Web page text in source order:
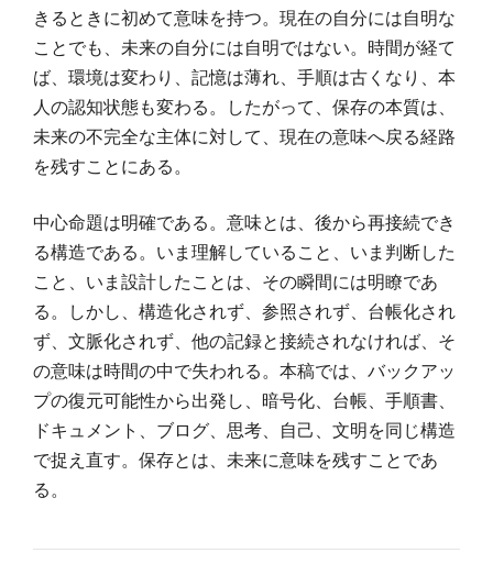
きるときに初めて意味を持つ。現在の自分には自明な
ことでも、未来の自分には自明ではない。時間が経て
ば、環境は変わり、記憶は薄れ、手順は古くなり、本
人の認知状態も変わる。したがって、保存の本質は、
未来の不完全な主体に対して、現在の意味へ戻る経路
を残すことにある。
中心命題は明確である。意味とは、後から再接続でき
る構造である。いま理解していること、いま判断した
こと、いま設計したことは、その瞬間には明瞭であ
る。しかし、構造化されず、参照されず、台帳化され
ず、文脈化されず、他の記録と接続されなければ、そ
の意味は時間の中で失われる。本稿では、バックアッ
プの復元可能性から出発し、暗号化、台帳、手順書、
ドキュメント、ブログ、思考、自己、文明を同じ構造
で捉え直す。保存とは、未来に意味を残すことであ
る。